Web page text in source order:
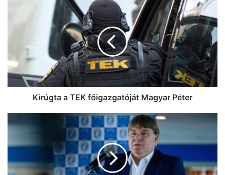
Péter
Kirúgta a TEK főigazgatóját Magyar Péter
a
elnöke